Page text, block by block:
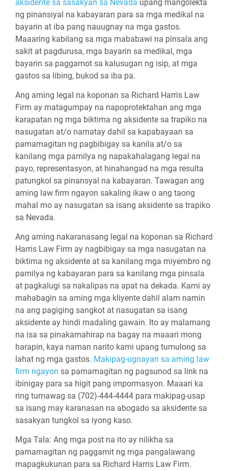
aksidente sa sasakyan sa Nevada upang mangolekta
ng pinansiyal na kabayaran para sa mga medikal na
bayarin at iba pang nauugnay na mga gastos.
Maaaring kabilang sa mga mababawi na pinsala ang
sakit at pagdurusa, mga bayarin sa medikal, mga
bayarin sa paggamot sa kalusugan ng isip, at mga
gastos sa libing, bukod sa iba pa.
Ang aming legal na koponan sa Richard Harris Law
Firm ay matagumpay na napoprotektahan ang mga
karapatan ng mga biktima ng aksidente sa trapiko na
nasugatan at/o namatay dahil sa kapabayaan sa
pamamagitan ng pagbibigay sa kanila at/o sa
kanilang mga pamilya ng napakahalagang legal na
payo, representasyon, at hinahangad na mga resulta
patungkol sa pinansyal na kabayaran. Tawagan ang
aming law firm ngayon sakaling ikaw o ang taong
mahal mo ay nasugatan sa isang aksidente sa trapiko
sa Nevada.
Ang aming nakaranasang legal na koponan sa Richard
Harris Law Firm ay nagbibigay sa mga nasugatan na
biktima ng aksidente at sa kanilang mga miyembro ng
pamilya ng kabayaran para sa kanilang mga pinsala
at pagkalugi sa nakalipas na apat na dekada. Kami ay
mahabagin sa aming mga kliyente dahil alam namin
na ang pagiging sangkot at nasugatan sa isang
aksidente ay hindi madaling gawain. Ito ay malamang
na isa sa pinakamahirap na bagay na maaari mong
harapin, kaya naman narito kami upang tumulong sa
lahat ng mga gastos. Makipag-ugnayan sa aming law
firm ngayon sa pamamagitan ng pagsunod sa link na
ibinigay para sa higit pang impormasyon. Maaari ka
ring tumawag sa (702)-444-4444 para makipag-usap
sa isang may karanasan na abogado sa aksidente sa
sasakyan tungkol sa iyong kaso.
Mga Tala: Ang mga post na ito ay nilikha sa
pamamagitan ng paggamit ng mga pangalawang
mapagkukunan para sa Richard Harris Law Firm.